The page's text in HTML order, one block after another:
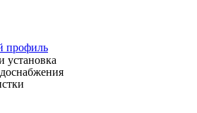
установка